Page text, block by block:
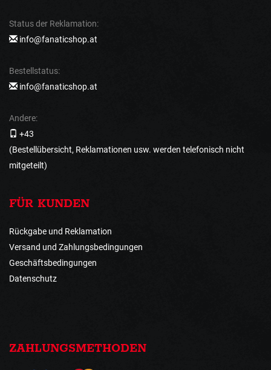
Status der Reklamation:
info@fanaticshop.at
Bestellstatus:
info@fanaticshop.at
Andere:
+43
(Bestellübersicht, Reklamationen usw. werden telefonisch nicht
mitgeteilt)
FÜR KUNDEN
Rückgabe und Reklamation
Versand und Zahlungsbedingungen
Geschäftsbedingungen
Datenschutz
ZAHLUNGSMETHODEN